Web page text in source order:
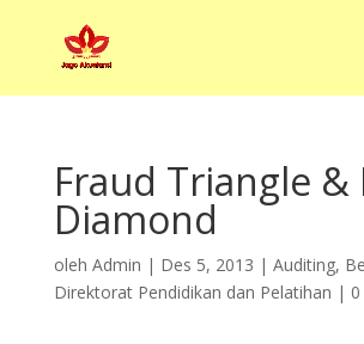
Fraud Triangle &
Diamond
oleh Admin | Des 5, 2013 | Auditing,
Direktorat Pendidikan dan Pelatihan |